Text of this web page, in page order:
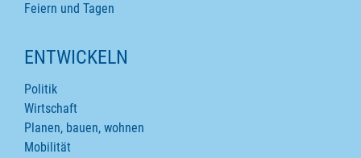
Feiern und Tagen
ENTWICKELN
Politik
Wirtschaft
Planen, bauen, wohnen
Mobilität